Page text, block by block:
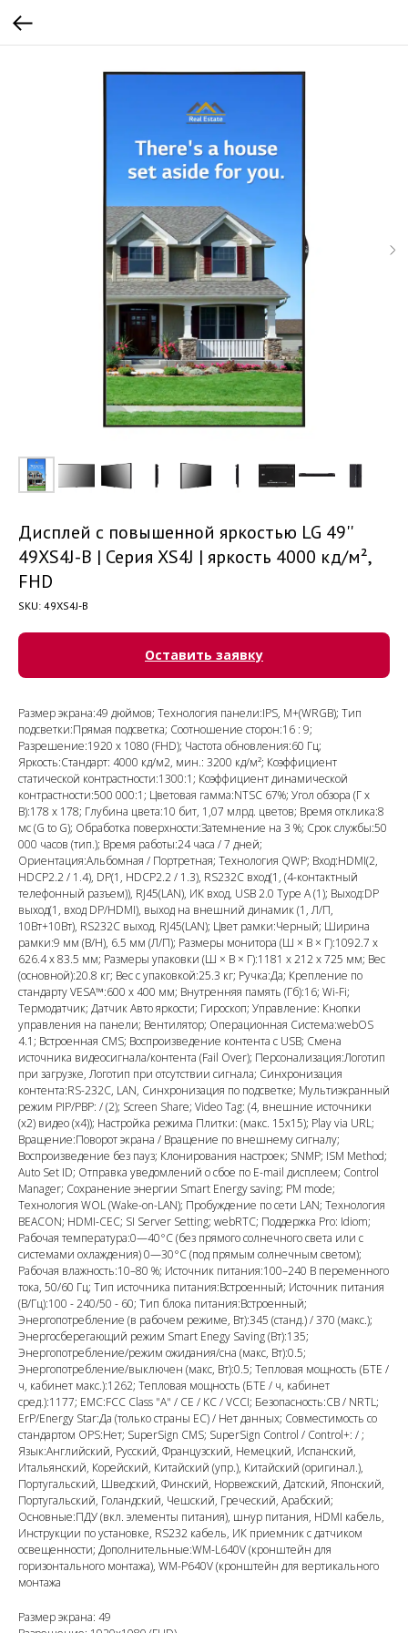
Дисплей с повышенной яркостью LG 49''
49XS4J-B | Серия XS4J | яркость 4000 кд/м²,
FHD
SKU: 49XS4J-B
Оставить заявку
Размер экрана:49 дюймов; Технология панели:IPS, M+(WRGB); Тип
подсветки:Прямая подсветка; Соотношение сторон:16 : 9;
Разрешение:1920 x 1080 (FHD); Частота обновления:60 Гц;
Яркость:Стандарт: 4000 кд/м2, мин.: 3200 кд/м²; Коэффициент
статической контрастности:1300:1; Коэффициент динамической
контрастности:500 000:1; Цветовая гамма:NTSC 67%; Угол обзора (Г x
В):178 x 178; Глубина цвета:10 бит, 1,07 млрд. цветов; Время отклика:8
мс (G to G); Обработка поверхности:Затемнение на 3 %; Срок службы:50
000 часов (тип.); Время работы:24 часа / 7 дней;
Ориентация:Альбомная / Портретная; Технология QWP; Вход:HDMI(2,
HDCP2.2 / 1.4), DP(1, HDCP2.2 / 1.3), RS232C вход(1, (4-контактный
телефонный разъем)), RJ45(LAN), ИК вход, USB 2.0 Type A (1); Выход:DP
выход(1, вход DP/HDMI), выход на внешний динамик (1, Л/П,
10Вт+10Вт), RS232C выход, RJ45(LAN); Цвет рамки:Черный; Ширина
рамки:9 мм (В/Н), 6.5 мм (Л/П); Размеры монитора (Ш × В × Г):1092.7 x
626.4 x 83.5 мм; Размеры упаковки (Ш × В × Г):1181 x 212 x 725 мм; Вес
(основной):20.8 кг; Вес с упаковкой:25.3 кг; Ручка:Да; Крепление по
стандарту VESA™:600 x 400 мм; Внутренняя память (Гб):16; Wi-Fi;
Термодатчик; Датчик Авто яркости; Гироскоп; Управление: Кнопки
управления на панели; Вентилятор; Операционная Система:webOS
4.1; Встроенная CMS; Воспроизведение контента с USB; Смена
источника видеосигнала/контента (Fail Over); Персонализация:Логотип
при загрузке, Логотип при отсутствии сигнала; Синхронизация
контента:RS-232C, LAN, Синхронизация по подсветке; Мультиэкранный
режим PIP/PBP: / (2); Screen Share; Video Tag: (4, внешние источники
(x2) видео (x4)); Настройка режима Плитки: (макс. 15x15); Play via URL;
Вращение:Поворот экрана / Вращение по внешнему сигналу;
Воспроизведение без пауз; Клонирования настроек; SNMP; ISM Method;
Auto Set ID; Отправка уведомлений о сбое по E-mail дисплеем; Control
Manager; Сохранение энергии Smart Energy saving; PM mode;
Технология WOL (Wake-on-LAN); Пробуждение по сети LAN; Технология
BEACON; HDMI-CEC; SI Server Setting; webRTC; Поддержка Pro: Idiom;
Рабочая температура:0—40°C (без прямого солнечного света или с
системами охлаждения) 0—30°C (под прямым солнечным светом);
Рабочая влажность:10–80 %; Источник питания:100–240 В переменного
тока, 50/60 Гц; Тип источника питания:Встроенный; Источник питания
(В/Гц):100 - 240/50 - 60; Тип блока питания:Встроенный;
Энергопотребление (в рабочем режиме, Вт):345 (станд.) / 370 (макс.);
Энергосберегающий режим Smart Enegy Saving (Вт):135;
Энергопотребление/режим ожидания/сна (макс, Вт):0.5;
Энергопотребление/выключен (макс, Вт):0.5; Тепловая мощность (БТЕ /
ч, кабинет макс.):1262; Тепловая мощность (БТЕ / ч, кабинет
сред.):1177; EMC:FCC Class "A" / CE / KC / VCCI; Безопасность:CB / NRTL;
ErP/Energy Star:Да (только страны ЕС) / Нет данных; Совместимость со
стандартом OPS:Нет; SuperSign CMS; SuperSign Control / Control+: / ;
Язык:Английский, Русский, Французский, Немецкий, Испанский,
Итальянский, Корейский, Китайский (упр.), Китайский (оригинал.),
Португальский, Шведский, Финский, Норвежский, Датский, Японский,
Португальский, Голандский, Чешский, Греческий, Арабский;
Основные:ПДУ (вкл. элементы питания), шнур питания, HDMI кабель,
Инструкции по установке, RS232 кабель, ИК приемник с датчиком
освещенности; Дополнительные:WM-L640V (кронштейн для
горизонтального монтажа), WM-P640V (кронштейн для вертикального
монтажа
Размер экрана: 49